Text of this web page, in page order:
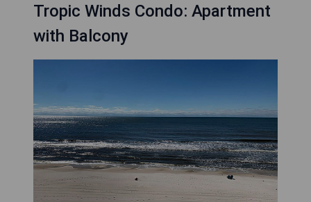
Tropic Winds Condo: Apartment
with Balcony